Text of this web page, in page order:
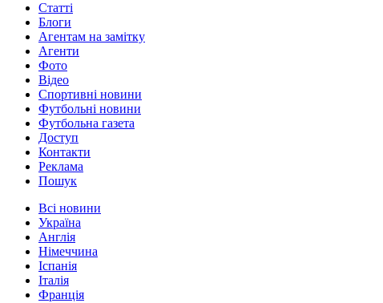
Статті
Блоги
Агентам на замітку
Агенти
Фото
Відео
Спортивні новини
Футбольні новини
Футбольна газета
Доступ
Контакти
Реклама
Пошук
Всі новини
Україна
Англія
Німеччина
Іспанія
Італія
Франція